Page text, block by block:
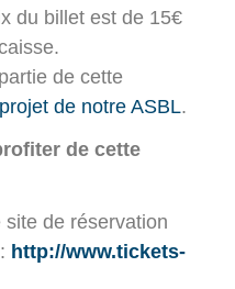
du billet est de 15€
de cette
de notre ASBL.
de cette
de réservation
http://www.tickets-